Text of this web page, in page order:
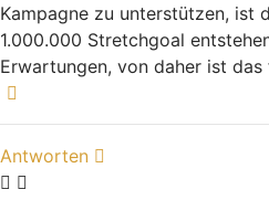
Kampagne zu unterstützen, ist
1.000.000 Stretchgoal
Erwartungen, von daher ist
Antworten